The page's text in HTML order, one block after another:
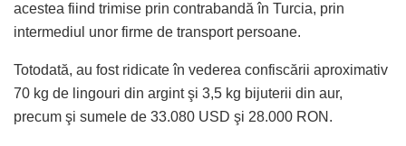
acestea fiind trimise prin contrabandă în Turcia, prin
intermediul unor firme de transport persoane.
Totodată, au fost ridicate în vederea confiscării aproximativ
70 kg de lingouri din argint şi 3,5 kg bijuterii din aur,
precum şi sumele de 33.080 USD şi 28.000 RON.